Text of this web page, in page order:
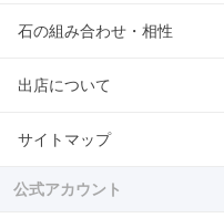
石の組み合わせ・相性
出店について
サイトマップ
公式アカウント